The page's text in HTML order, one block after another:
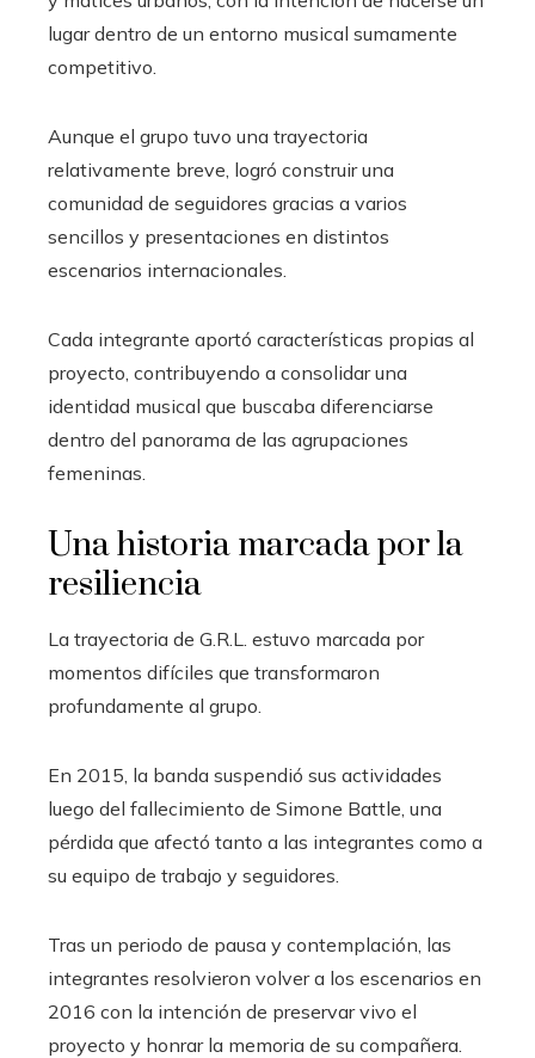
lugar dentro de un entorno musical sumamente
competitivo.
Aunque el grupo tuvo una trayectoria
relativamente breve, logró construir una
comunidad de seguidores gracias a varios
sencillos y presentaciones en distintos
escenarios internacionales.
Cada integrante aportó características propias al
proyecto, contribuyendo a consolidar una
identidad musical que buscaba diferenciarse
dentro del panorama de las agrupaciones
femeninas.
Una historia marcada por la
resiliencia
La trayectoria de G.R.L. estuvo marcada por
momentos difíciles que transformaron
profundamente al grupo.
En 2015, la banda suspendió sus actividades
luego del fallecimiento de Simone Battle, una
pérdida que afectó tanto a las integrantes como a
su equipo de trabajo y seguidores.
Tras un periodo de pausa y contemplación, las
integrantes resolvieron volver a los escenarios en
2016 con la intención de preservar vivo el
proyecto y honrar la memoria de su compañera.